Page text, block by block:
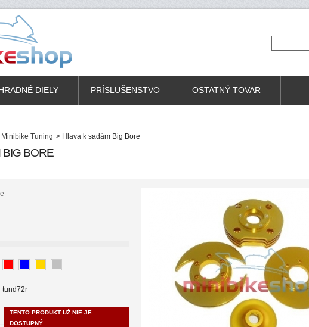
DIELY PRÍSLUŠENSTVO OSTATNÝ TOVAR
Minibike Tuning > Hlava k sadám Big Bore
BIG BORE
tund72r
TENTO PRODUKT UŽ NIE JE
DOSTUPNÝ